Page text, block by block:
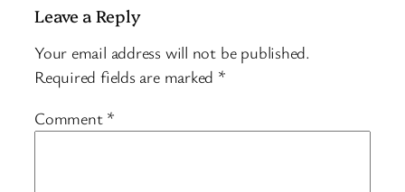
Leave a Reply
Your email address will not be published.
Required fields are marked *
Comment *